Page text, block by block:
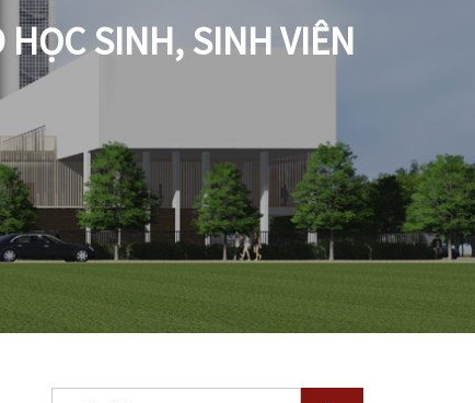
HỌC SINH, SINH VIÊN